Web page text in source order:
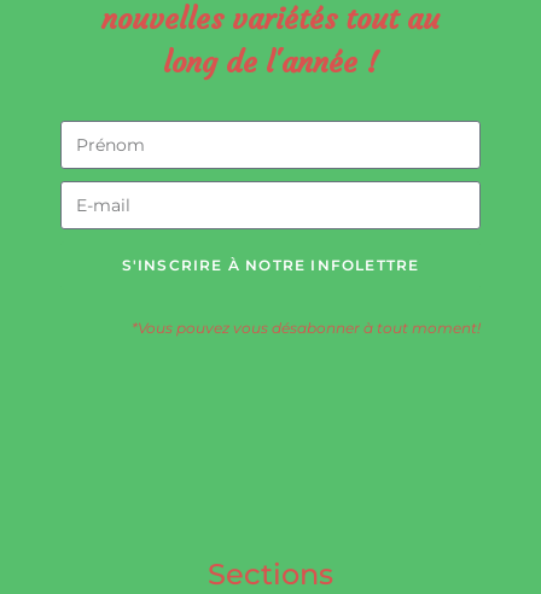
nouvelles variétés tout au
long de l'année !
S'INSCRIRE À NOTRE INFOLETTRE
*Vous pouvez vous désabonner à tout moment!
Sections